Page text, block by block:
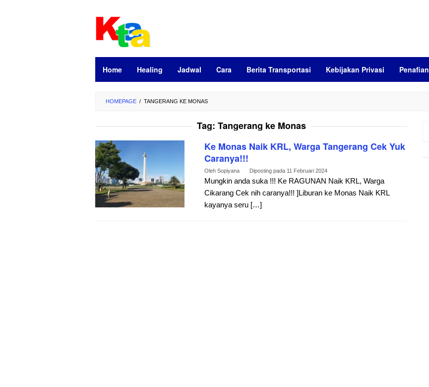
Home Healing Jadwal Cara Berita Transportasi Kebijakan Privasi Penafian
HOMEPAGE / TANGERANG KE MONAS
Tag: Tangerang ke Monas
Ke Monas Naik KRL, Warga Tangerang Cek Yuk
Caranya!!!
Oleh Sopiyana Diposting pada 11 Februari 2024
Mungkin anda suka !!! Ke RAGUNAN Naik KRL, Warga
Cikarang Cek nih caranya!!! ]Liburan ke Monas Naik KRL
kayanya seru […]